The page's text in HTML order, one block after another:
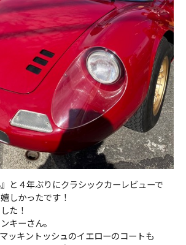
と４年ぶりにクラシックカーレビューで
しかったです！
た！
キーさん。
ッキントッシュのイエローのコートも